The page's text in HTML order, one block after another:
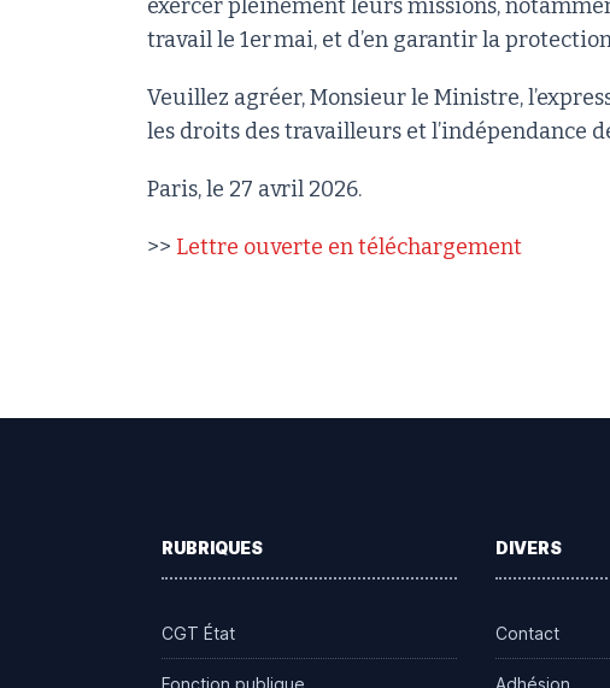
exercer pleinement leurs missions,
travail le 1er mai, et d’en garantir la
Veuillez agréer, Monsieur le Ministre,
les droits des travailleurs et l’indépendance
Paris, le 27 avril 2026.
>> Lettre ouverte en téléchargement
RUBRIQUES
CGT État
Fonction publique
DIVERS
Contact
Adhésion